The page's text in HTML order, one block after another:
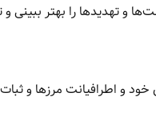
و تهدیدها را بهتر ببینی
و اطرافیانت مرزها و